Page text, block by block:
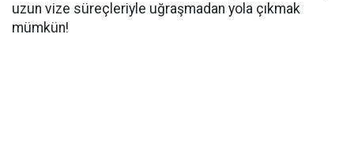
uzun vize süreçleriyle uğraşmadan yola çıkmak
mümkün!